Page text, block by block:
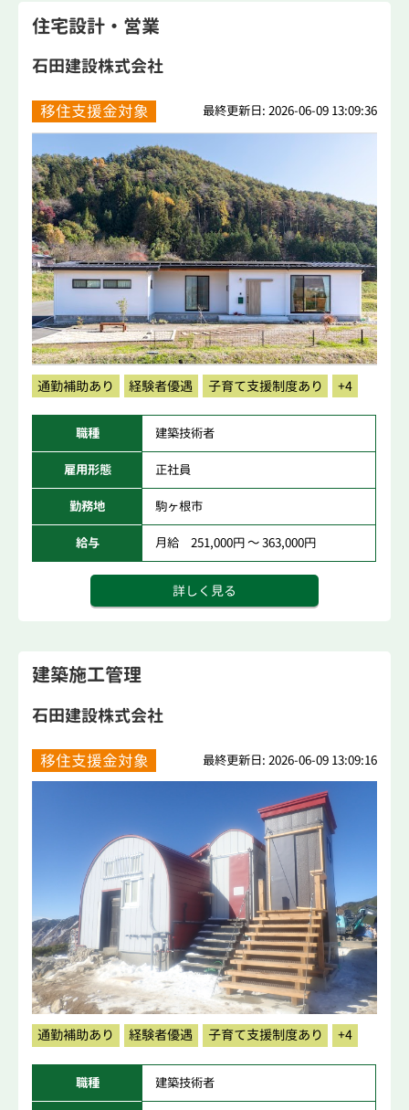
住宅設計・営業
石田建設株式会社
移住支援金対象 最終更新日: 2026-06-09 13:09:36
通勤補助あり 経験者優遇 子育て支援制度あり +4
職種 建築技術者
雇用形態 正社員
勤務地 駒ヶ根市
給与 月給 251,000円 ～ 363,000円
詳しく見る
建築施工管理
石田建設株式会社
移住支援金対象 最終更新日: 2026-06-09 13:09:16
通勤補助あり 経験者優遇 子育て支援制度あり +4
職種 建築技術者